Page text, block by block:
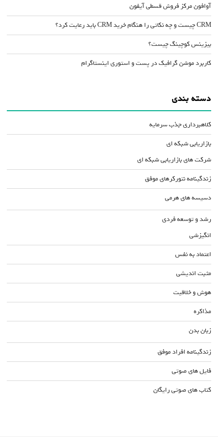
آوافون مرکز فروش قسطی آیفون
CRM چیست و چه نکاتی را هنگام خرید CRM باید رعایت کرد؟
بیزینس کوچینگ چیست؟
کاربرد موشن گرافیک در پست و استوری اینستاگرام
دسته بندی
کلاهبرداری جذب سرمایه
بازاریابی شبکه ای
شرکت های بازاریابی شبکه ای
زندگینامه نتورکرهای موفق
دسیسه های هرمی
رشد و توسعه فردی
انگیزشی
اعتماد به نفس
مثبت اندیشی
هوش و خلاقیت
مذاکره
زبان بدن
زندگینامه افراد موفق
فایل های صوتی
کتاب های صوتی رایگان